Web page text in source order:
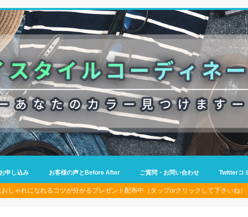
申し込み お客様の声とBefore After ご質問・お問い合わせ Twitterコ
しゃれになれるコツが分かるプレゼント配布中（タップorクリックして下さいね）